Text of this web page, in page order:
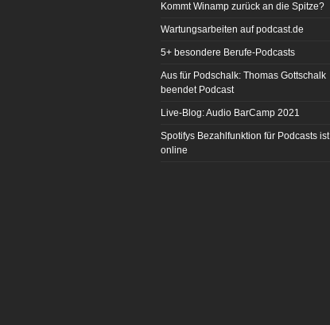
Kommt Winamp zurück an die Spitze?
Wartungsarbeiten auf podcast.de
5+ besondere Berufe-Podcasts
Aus für Podschalk: Thomas Gottschalk
beendet Podcast
Live-Blog: Audio BarCamp 2021
Spotifys Bezahlfunktion für Podcasts ist
online